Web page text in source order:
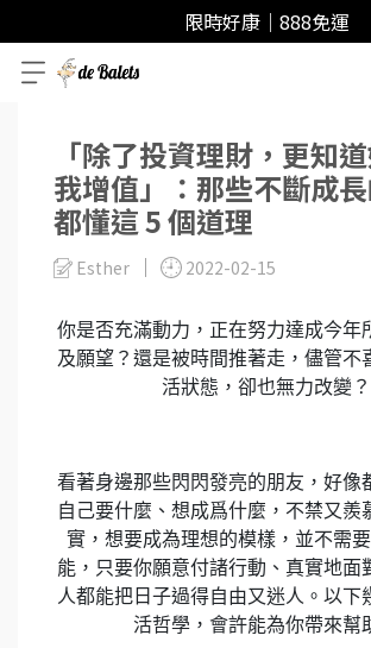
限時好康｜888免運
「除了投資理財，更知
我增值」：那些不斷成長
都懂這 5 個道理
Esther 2022-02-15
你是否充滿動力，正在努力達成今年
及願望？還是被時間推著走，儘管不
活狀態，卻也無力改變？
看著身邊那些閃閃發亮的朋友，好像
自己要什麼、想成爲什麼，不禁又羨
實，想要成為理想的模樣，並不需
能，只要你願意付諸行動、真實地面
人都能把日子過得自由又迷人。以下
活哲學，會許能為你帶來幫